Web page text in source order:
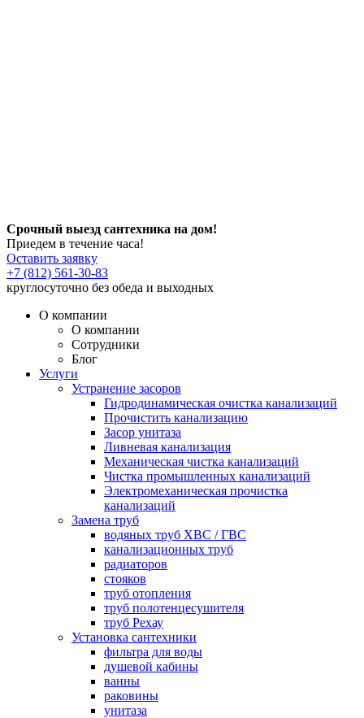
Срочный выезд сантехника на дом!
Приедем в течение часа!
Оставить заявку
+7 (812) 561-30-83
круглосуточно без обеда и выходных
О компании
О компании
Сотрудники
Блог
Услуги
Устранение засоров
Гидродинамическая очистка канализаций
Прочистить канализацию
Засор унитаза
Ливневая канализация
Механическая чистка канализаций
Чистка промышленных канализаций
Электромеханическая прочистка
канализаций
Замена труб
водяных труб ХВС / ГВС
канализационных труб
радиаторов
стояков
труб отопления
труб полотенцесушителя
труб Рехау
Установка сантехники
фильтра для воды
душевой кабины
ванны
раковины
унитаза